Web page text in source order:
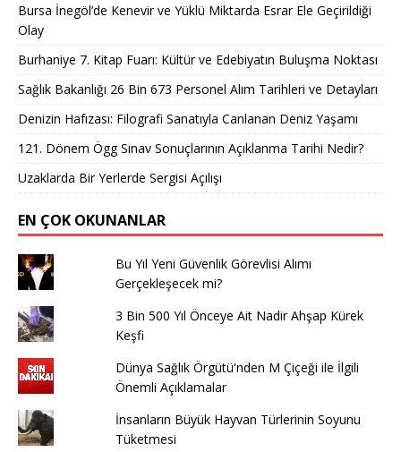
Bursa İnegöl’de Kenevir ve Yüklü Miktarda Esrar Ele Geçirildiği
Olay
Burhaniye 7. Kitap Fuarı: Kültür ve Edebiyatın Buluşma Noktası
Sağlık Bakanlığı 26 Bin 673 Personel Alım Tarihleri ve Detayları
Denizin Hafızası: Filografi Sanatıyla Canlanan Deniz Yaşamı
121. Dönem Ögg Sınav Sonuçlarının Açıklanma Tarihi Nedir?
Uzaklarda Bir Yerlerde Sergisi Açılışı
EN ÇOK OKUNANLAR
Bu Yıl Yeni Güvenlik Görevlisi Alımı
Gerçekleşecek mi?
3 Bin 500 Yıl Önceye Ait Nadir Ahşap Kürek
Keşfi
Dünya Sağlık Örgütü'nden M Çiçeği ile İlgili
Önemli Açıklamalar
İnsanların Büyük Hayvan Türlerinin Soyunu
Tüketmesi